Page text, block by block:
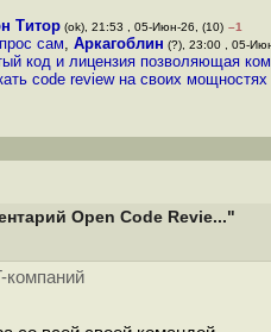
Титор (ok), 21:53 , 05-Июн-26, (10) –1
сам, Аркагоблин (?), 23:00 , 05-
код и лицензия позволяющая
code review на своих
Open Code Revie..."
компаний